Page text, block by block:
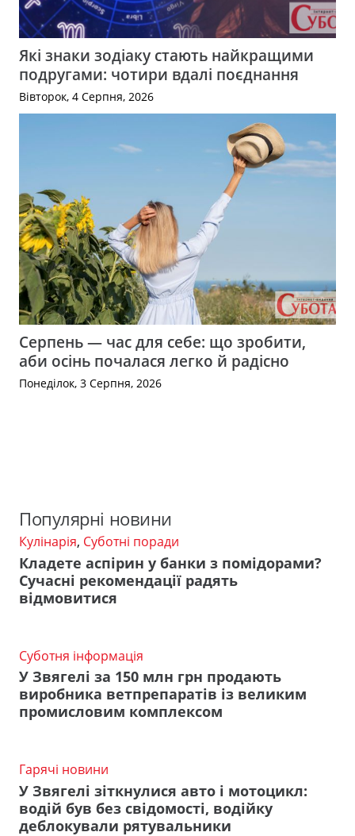
Які знаки зодіаку стають найкращими
подругами: чотири вдалі поєднання
Вівторок, 4 Серпня, 2026
Серпень — час для себе: що зробити,
аби осінь почалася легко й радісно
Понеділок, 3 Серпня, 2026
Популярні новини
Кулінарія, Суботні поради
Кладете аспірин у банки з помідорами?
Сучасні рекомендації радять
відмовитися
Суботня інформація
У Звягелі за 150 млн грн продають
виробника ветпрепаратів із великим
промисловим комплексом
Гарячі новини
У Звягелі зіткнулися авто і мотоцикл:
водій був без свідомості, водійку
деблокували рятувальники